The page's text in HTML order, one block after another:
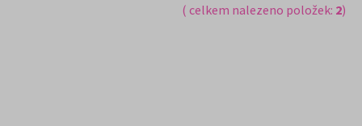
( celkem nalezeno položek: 2)